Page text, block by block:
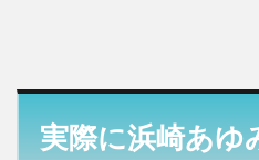
実際に浜崎あゆ